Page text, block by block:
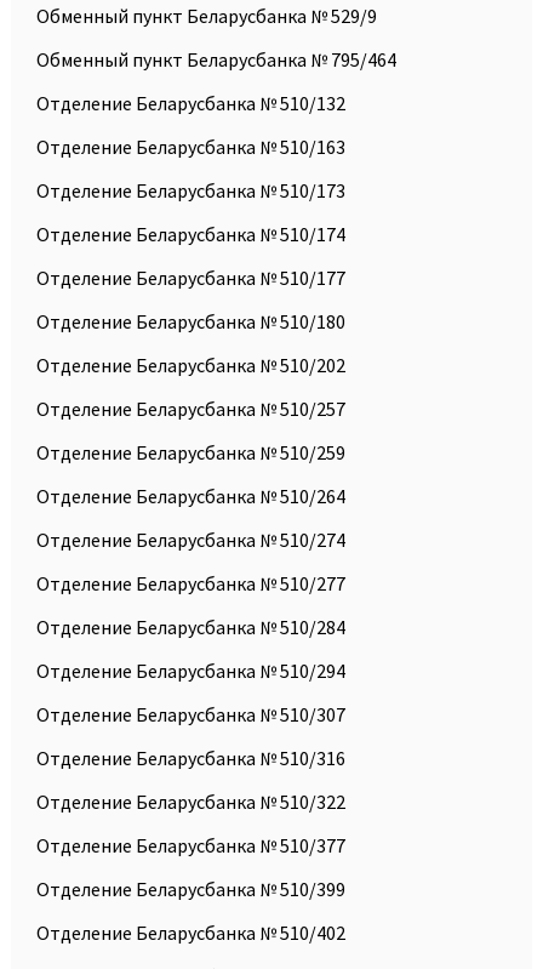
Обменный пункт Беларусбанка № 529/9
Обменный пункт Беларусбанка № 795/464
Отделение Беларусбанка № 510/132
Отделение Беларусбанка № 510/163
Отделение Беларусбанка № 510/173
Отделение Беларусбанка № 510/174
Отделение Беларусбанка № 510/177
Отделение Беларусбанка № 510/180
Отделение Беларусбанка № 510/202
Отделение Беларусбанка № 510/257
Отделение Беларусбанка № 510/259
Отделение Беларусбанка № 510/264
Отделение Беларусбанка № 510/274
Отделение Беларусбанка № 510/277
Отделение Беларусбанка № 510/284
Отделение Беларусбанка № 510/294
Отделение Беларусбанка № 510/307
Отделение Беларусбанка № 510/316
Отделение Беларусбанка № 510/322
Отделение Беларусбанка № 510/377
Отделение Беларусбанка № 510/399
Отделение Беларусбанка № 510/402